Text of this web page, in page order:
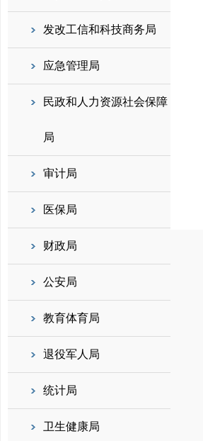
发改工信和科技商务局
应急管理局
民政和人力资源社会保障
局
审计局
医保局
财政局
公安局
教育体育局
退役军人局
统计局
卫生健康局